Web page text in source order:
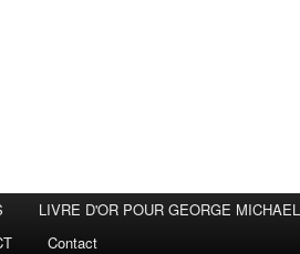
LIVRE D'OR POUR GEORGE MICHAEL
Contact